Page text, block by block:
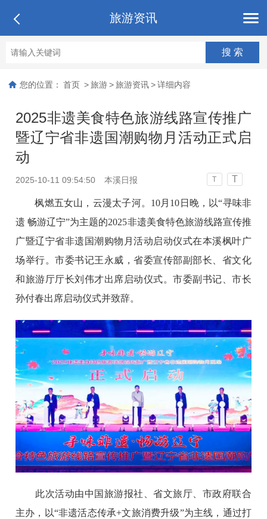
旅游资讯
您的位置： 首页 > 旅游 > 旅游资讯 > 详细内容
2025非遗美食特色旅游线路宣传推广
暨辽宁省非遗国潮购物月活动正式启
动
2025-10-11 09:54:50 本溪日报 T T
枫燃五女山，云漫太子河。10月10日晚，以“寻味非
遗 畅游辽宁”为主题的2025非遗美食特色旅游线路宣传推
广暨辽宁省非遗国潮购物月活动启动仪式在本溪枫叶广
场举行。市委书记王永威，省委宣传部副部长、省文化
和旅游厅厅长刘伟才出席启动仪式。市委副书记、市长
孙付春出席启动仪式并致辞。
此次活动由中国旅游报社、省文旅厅、市政府联合
主办，以“非遗活态传承+文旅消费升级”为主线，通过打